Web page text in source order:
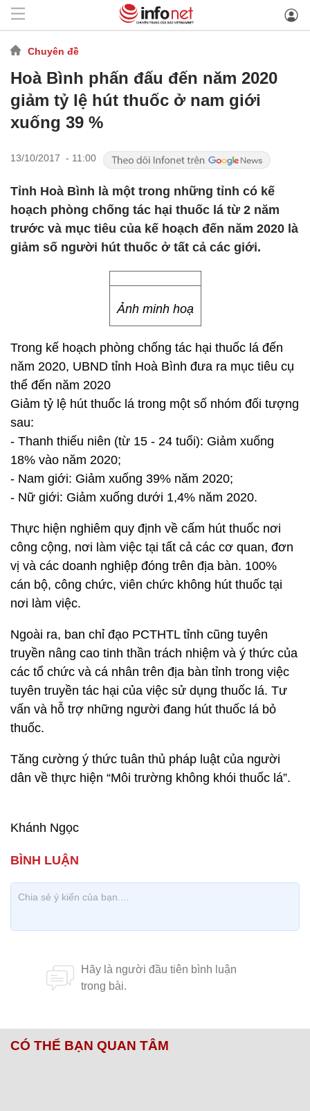
Chuyên đề
Hoà Bình phấn đấu đến năm 2020
giảm tỷ lệ hút thuốc ở nam giới
xuống 39 %
13/10/2017 - 11:00
Tỉnh Hoà Bình là một trong những tỉnh có kế
hoạch phòng chống tác hại thuốc lá từ 2 năm
trước và mục tiêu của kế hoạch đến năm 2020 là
giảm số người hút thuốc ở tất cả các giới.
Ảnh minh hoạ
Trong kế hoạch phòng chống tác hại thuốc lá đến
năm 2020, UBND tỉnh Hoà Bình đưa ra mục tiêu cụ
thể đến năm 2020
Giảm tỷ lệ hút thuốc lá trong một số nhóm đối tượng
sau:
- Thanh thiếu niên (từ 15 - 24 tuổi): Giảm xuống
18% vào năm 2020;
- Nam giới: Giảm xuống 39% năm 2020;
- Nữ giới: Giảm xuống dưới 1,4% năm 2020.
Thực hiện nghiêm quy định về cấm hút thuốc nơi
công cộng, nơi làm việc tại tất cả các cơ quan, đơn
vị và các doanh nghiệp đóng trên địa bàn. 100%
cán bộ, công chức, viên chức không hút thuốc tại
nơi làm việc.
Ngoài ra, ban chỉ đạo PCTHTL tỉnh cũng tuyên
truyền nâng cao tinh thần trách nhiệm và ý thức của
các tổ chức và cá nhân trên địa bàn tỉnh trong việc
tuyên truyền tác hại của việc sử dụng thuốc lá. Tư
vấn và hỗ trợ những người đang hút thuốc lá bỏ
thuốc.
Tăng cường ý thức tuân thủ pháp luật của người
dân về thực hiện “Môi trường không khói thuốc lá”.
Khánh Ngọc
CÓ THỂ BẠN QUAN TÂM